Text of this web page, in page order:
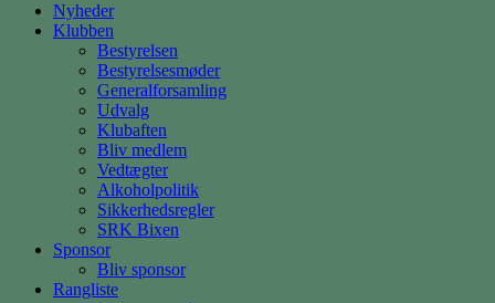
Nyheder
Klubben
Bestyrelsen
Bestyrelsesmøder
Generalforsamling
Udvalg
Klubaften
Bliv medlem
Vedtægter
Alkoholpolitik
Sikkerhedsregler
SRK Bixen
Sponsor
Bliv sponsor
Rangliste